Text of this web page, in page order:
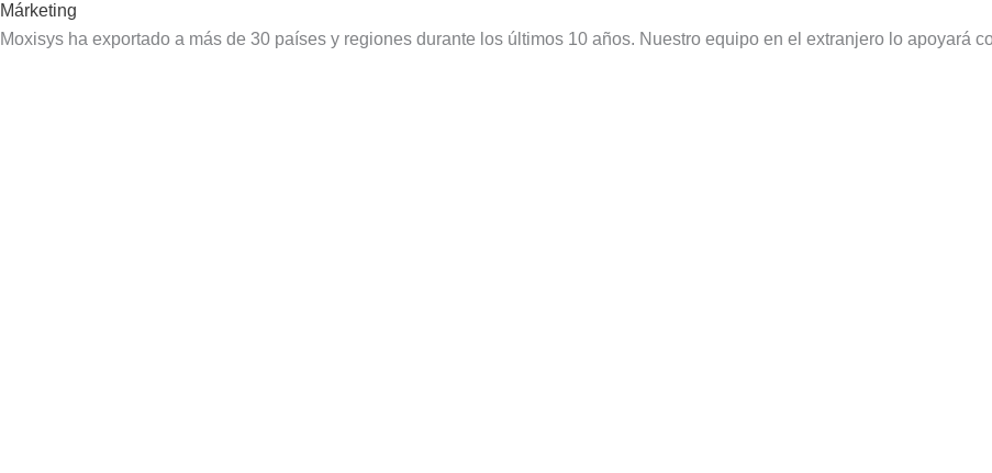
Márketing
Moxisys ha exportado a más de 30 países y regiones durante los últimos 10 años. Nuestro equipo en el extranjero lo apoyará